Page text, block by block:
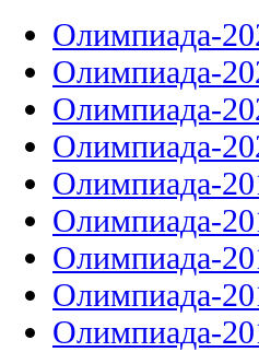
Олимпиада-
Олимпиада-
Олимпиада-
Олимпиада-
Олимпиада-
Олимпиада-
Олимпиада-
Олимпиада-
Олимпиада-